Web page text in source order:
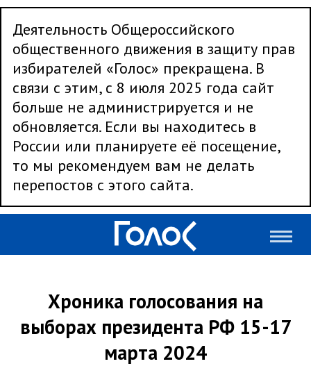
Деятельность Общероссийского
общественного движения в защиту прав
избирателей «Голос» прекращена. В
связи с этим, с 8 июля 2025 года сайт
больше не администрируется и не
обновляется. Если вы находитесь в
России или планируете её посещение,
то мы рекомендуем вам не делать
перепостов с этого сайта.
Хроника голосования на
выборах президента РФ 15-17
марта 2024